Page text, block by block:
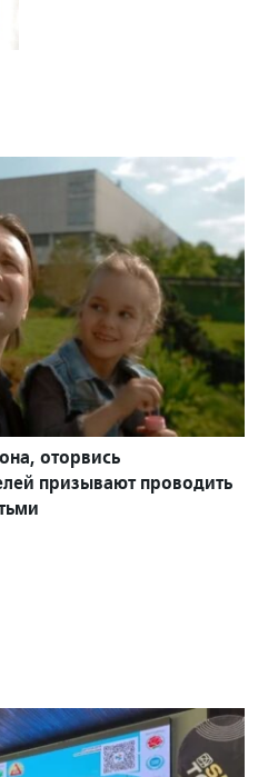
оторвись
призывают проводить